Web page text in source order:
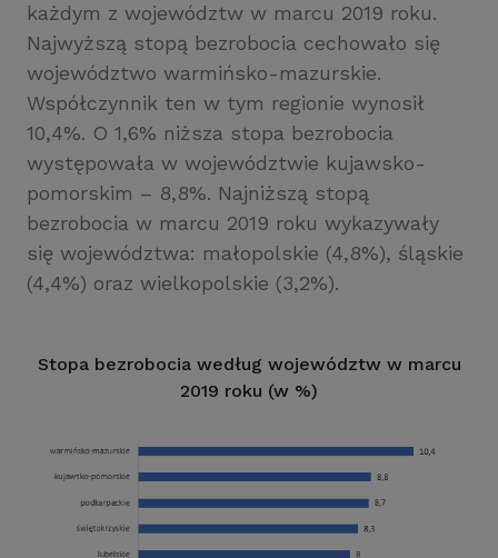
każdym z województw w marcu 2019 roku.
Najwyższą stopą bezrobocia cechowało się
województwo warmińsko-mazurskie.
Współczynnik ten w tym regionie wynosił
10,4%. O 1,6% niższa stopa bezrobocia
występowała w województwie kujawsko-
pomorskim – 8,8%. Najniższą stopą
bezrobocia w marcu 2019 roku wykazywały
się województwa: małopolskie (4,8%), śląskie
(4,4%) oraz wielkopolskie (3,2%).
Stopa bezrobocia według województw w marcu
2019 roku (w %)